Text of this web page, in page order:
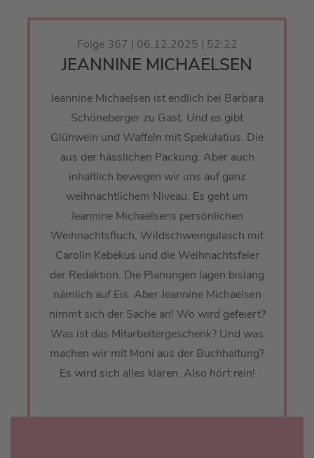
Folge 367 | 06.12.2025 | 52:22
JEANNINE MICHAELSEN
Jeannine Michaelsen ist endlich bei Barbara
Schöneberger zu Gast. Und es gibt
Glühwein und Waffeln mit Spekulatius. Die
aus der hässlichen Packung. Aber auch
inhaltlich bewegen wir uns auf ganz
weihnachtlichem Niveau. Es geht um
Jeannine Michaelsens persönlichen
Weihnachtsfluch, Wildschweingulasch mit
Carolin Kebekus und die Weihnachtsfeier
der Redaktion. Die Planungen lagen bislang
nämlich auf Eis. Aber Jeannine Michaelsen
nimmt sich der Sache an! Wo wird gefeiert?
Was ist das Mitarbeitergeschenk? Und was
machen wir mit Moni aus der Buchhaltung?
Es wird sich alles klären. Also hört rein!